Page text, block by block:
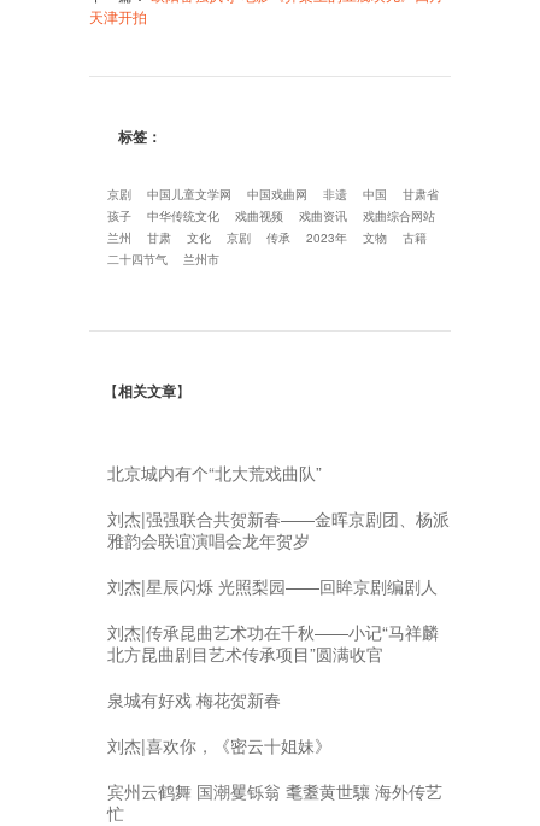
天津开拍
标签：
京剧 中国儿童文学网 中国戏曲网 非遗 中国
甘肃省
孩子
中华传统文化 戏曲视频 戏曲资讯
戏曲综合网站
兰州
甘肃 文化 京剧 传承 2023年 文物
古籍
二十四节气
兰州市
【相关文章】
北京城内有个“北大荒戏曲队”
刘杰|强强联合共贺新春——金晖京剧团、杨派
雅韵会联谊演唱会龙年贺岁
刘杰|星辰闪烁 光照梨园——回眸京剧编剧人
刘杰|传承昆曲艺术功在千秋——小记“马祥麟
北方昆曲剧目艺术传承项目”圆满收官
泉城有好戏 梅花贺新春
刘杰|喜欢你，《密云十姐妹》
宾州云鹤舞 国潮矍铄翁 耄耋黄世驤 海外传艺
忙